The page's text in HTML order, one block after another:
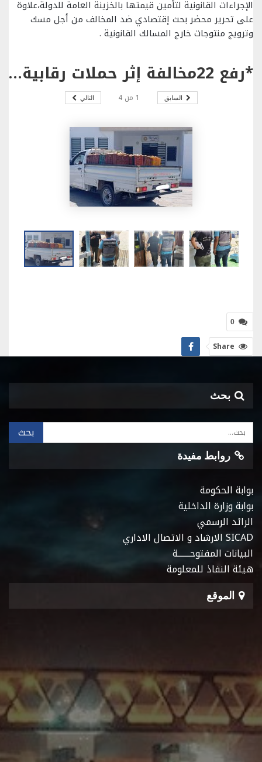
الإجراءات القانونية لتأمين قيمتها بالخزينة العامة للدولة،علاوة
على تحرير محضر بحث إقتصادي ضد المخالف من أجل مسك
وترويج منتوجات خارج المسالك القانونية .
*رفع 22مخالفة إثر حملات رقابية على الشواطئ بغار الملح وبنزرت وحجز قرابة 1طن من البطاطا
السابق 1 من 4 التالي
0
Share
بحث
روابط مفيدة
بوابة الحكومة
بوابة وزارة الداخلية
الرائد الرسمي
SICAD الارشاد و الاتصال الاداري
البيانات المفتوحـــــــة
هيئة النفاذ للمعلومة
الموقع